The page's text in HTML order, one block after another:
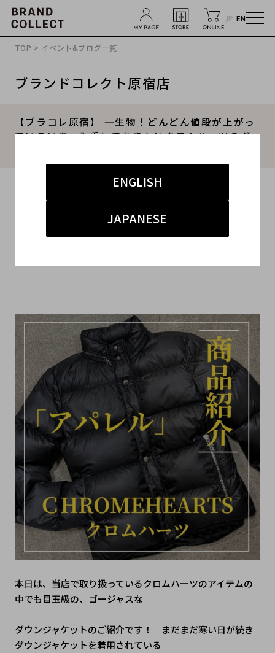
JP EN
ENGLISH
JAPANESE
TOP > イベント&ブログ一覧
ブランドコレクト原宿店
【ブラコレ原宿】 一生物！どんどん値段が上がっ
ているいま。入手しておきたいクロムハーツのダ
#原宿 ストリート
本日は、当店で取り扱っているクロムハーツのアイテムの
中でも目玉級の、ゴージャスな
ダウンジャケットのご紹介です！　まだまだ寒い日が続き
ダウンジャケットを着用されている